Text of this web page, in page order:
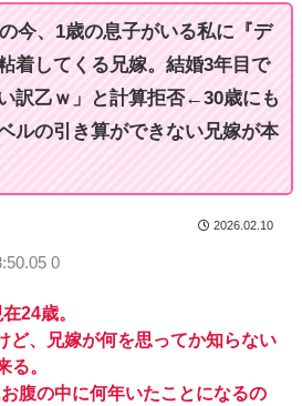
今、1歳の息子がいる私に『デ
着してくる兄嫁。結婚3年目で
訳乙ｗ」と計算拒否←30歳にも
ルの引き算ができない兄嫁が本
2026.02.10
0
24歳。
ど、兄嫁が何を思ってか知らない
る。
腹の中に何年いたことになるの